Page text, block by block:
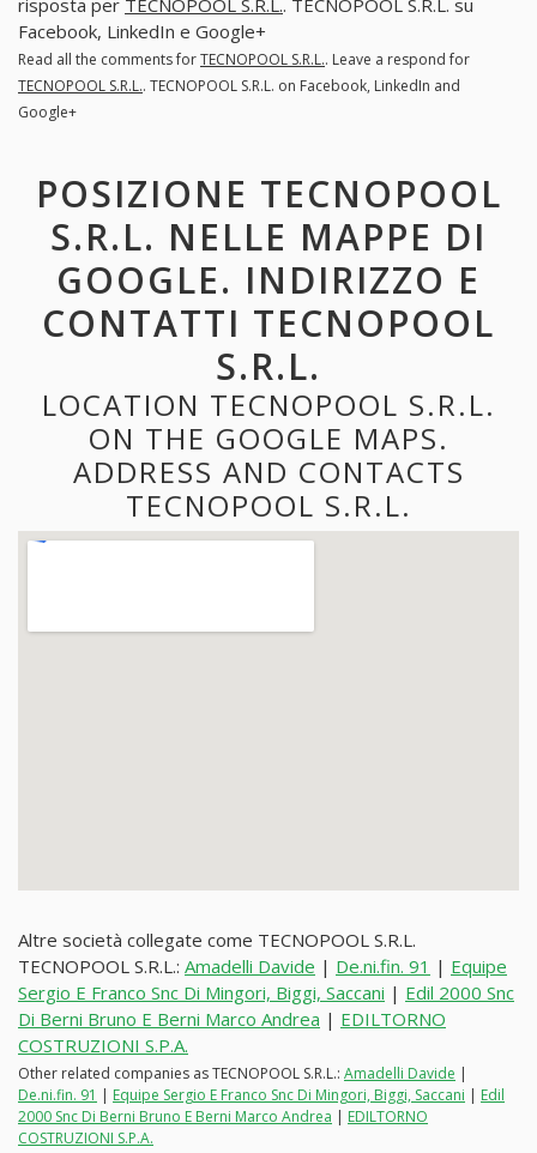
Facebook, LinkedIn e Google+
Read all the comments forTECNOPOOL S.R.L.. Leave a respond for
TECNOPOOL S.R.L.. TECNOPOOL S.R.L. on Facebook, LinkedIn and
Google+
POSIZIONE TECNOPOOL
S.R.L. NELLE MAPPE DI
GOOGLE. INDIRIZZO E
CONTATTI TECNOPOOL
S.R.L.
LOCATION TECNOPOOL S.R.L.
ON THE GOOGLE MAPS.
ADDRESS AND CONTACTS
TECNOPOOL S.R.L.
Altre società collegate come TECNOPOOL S.R.L.
TECNOPOOL S.R.L.: Amadelli Davide | De.ni.fin. 91 | Equipe
Sergio E Franco Snc Di Mingori, Biggi, Saccani | Edil 2000 Snc
Di Berni Bruno E Berni Marco Andrea | EDILTORNO
COSTRUZIONI S.P.A.
Other related companies as TECNOPOOL S.R.L.: Amadelli Davide |
De.ni.fin. 91 | Equipe Sergio E Franco Snc Di Mingori, Biggi, Saccani | Edil
2000 Snc Di Berni Bruno E Berni Marco Andrea | EDILTORNO
COSTRUZIONI S.P.A.